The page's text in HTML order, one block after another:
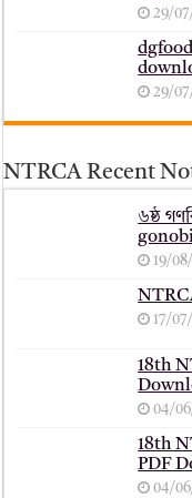
29/
29/
NTRCA Recent
৬ষ্ঠ
19/
17/
18th
04/
18th
PDF
04/